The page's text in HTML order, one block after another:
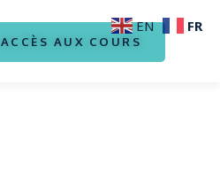
ACCÈS AUX COURS
EN FR